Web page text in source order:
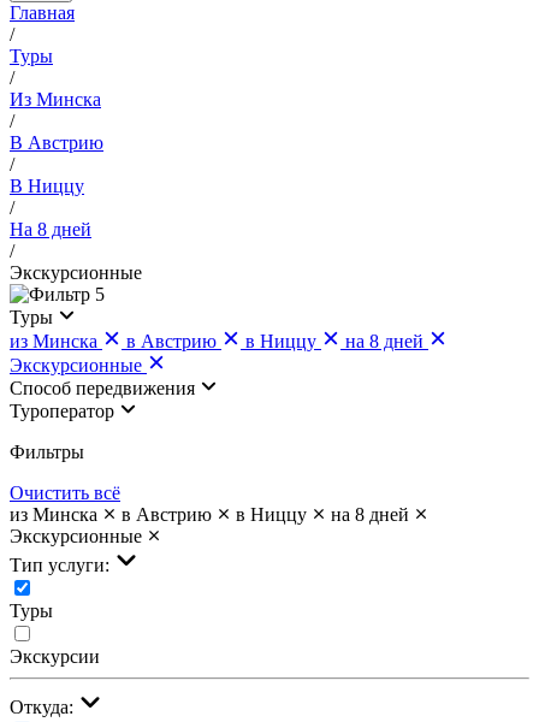
Главная
/
Туры
/
Из Минска
/
В Австрию
/
В Ниццу
/
На 8 дней
/
Экскурсионные
5
Туры
из Минска
в Австрию в Ниццу
на 8 дней
Экскурсионные
Cпособ передвижения
Туроператор
Фильтры
Очистить всё
из Минска
в Австрию в Ниццу
на 8 дней
Экскурсионные
Тип услуги:
Туры
Экскурсии
Откуда: